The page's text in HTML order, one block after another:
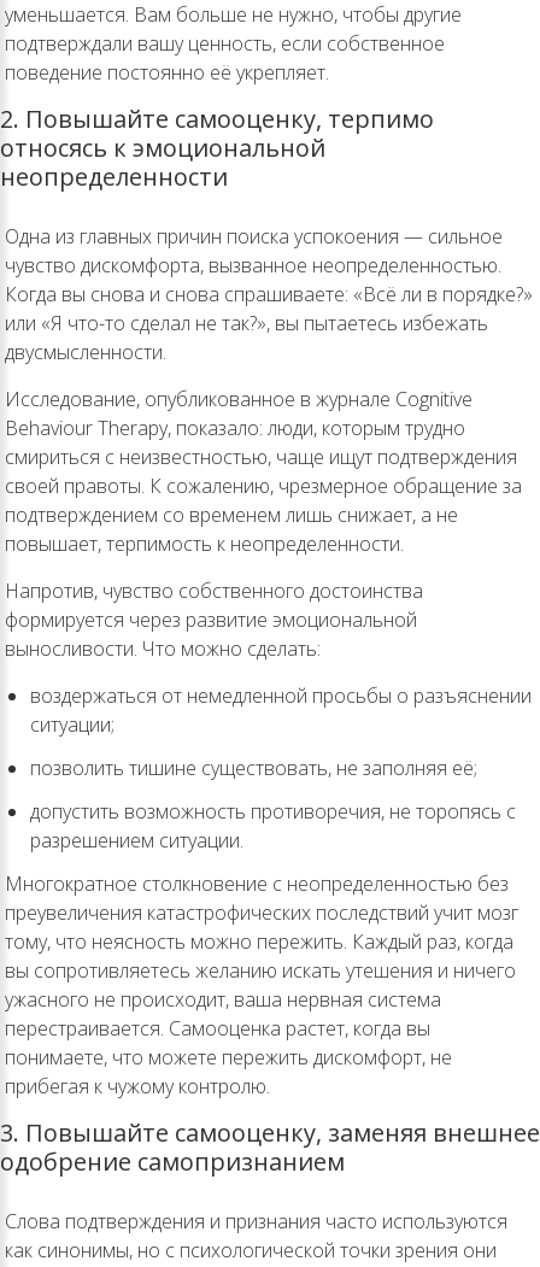
уменьшается. Вам больше не нужно, чтобы другие
подтверждали вашу ценность, если собственное
поведение постоянно её укрепляет.
2. Повышайте самооценку, терпимо
относясь к эмоциональной
неопределенности
Одна из главных причин поиска успокоения — сильное
чувство дискомфорта, вызванное неопределенностью.
Когда вы снова и снова спрашиваете: «Всё ли в порядке?»
или «Я что-то сделал не так?», вы пытаетесь избежать
двусмысленности.
Исследование, опубликованное в журнале Cognitive
Behaviour Therapy, показало: люди, которым трудно
смириться с неизвестностью, чаще ищут подтверждения
своей правоты. К сожалению, чрезмерное обращение за
подтверждением со временем лишь снижает, а не
повышает, терпимость к неопределенности.
Напротив, чувство собственного достоинства
формируется через развитие эмоциональной
выносливости. Что можно сделать:
воздержаться от немедленной просьбы о разъяснении
ситуации;
позволить тишине существовать, не заполняя её;
допустить возможность противоречия, не торопясь с
разрешением ситуации.
Многократное столкновение с неопределенностью без
преувеличения катастрофических последствий учит мозг
тому, что неясность можно пережить. Каждый раз, когда
вы сопротивляетесь желанию искать утешения и ничего
ужасного не происходит, ваша нервная система
перестраивается. Самооценка растет, когда вы
понимаете, что можете пережить дискомфорт, не
прибегая к чужому контролю.
3. Повышайте самооценку, заменяя внешнее
одобрение самопризнанием
Слова подтверждения и признания часто используются
как синонимы, но с психологической точки зрения они